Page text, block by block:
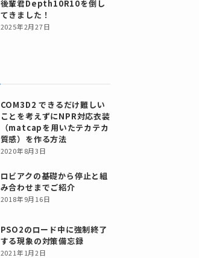
後輩君Depth10R10を倒し
てきました！
2025年2月27日
COM3D2 できるだけ難しい
ことを考えずにNPR対応衣装
（matcapを用いたテカテカ
質感）を作る方法
2020年8月3日
ロビアクの基礎から停止と組
み合わせまでご紹介
2018年9月16日
PSO2のロード中に強制終了
する現象の対策備忘録
2021年1月2日